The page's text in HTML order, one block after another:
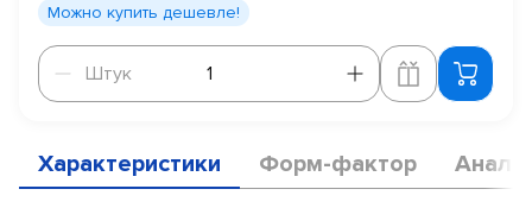
Можно купить дешевле!
Штук
Штук
Характеристики Форм-фактор